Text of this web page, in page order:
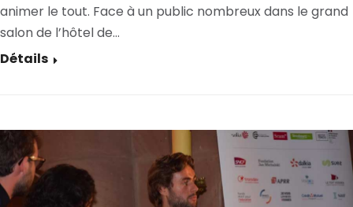
animer le tout. Face à un public nombreux dans le grand
salon de l’hôtel de…
Détails